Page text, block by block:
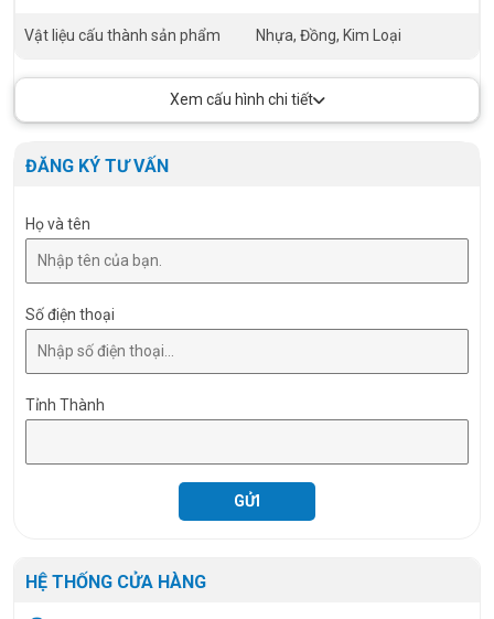
Vật liệu cấu thành sản phẩm Nhựa, Đồng, Kim Loại
Xem cấu hình chi tiết
ĐĂNG KÝ TƯ VẤN
Họ và tên
Số điện thoại
Tỉnh Thành
HỆ THỐNG CỬA HÀNG